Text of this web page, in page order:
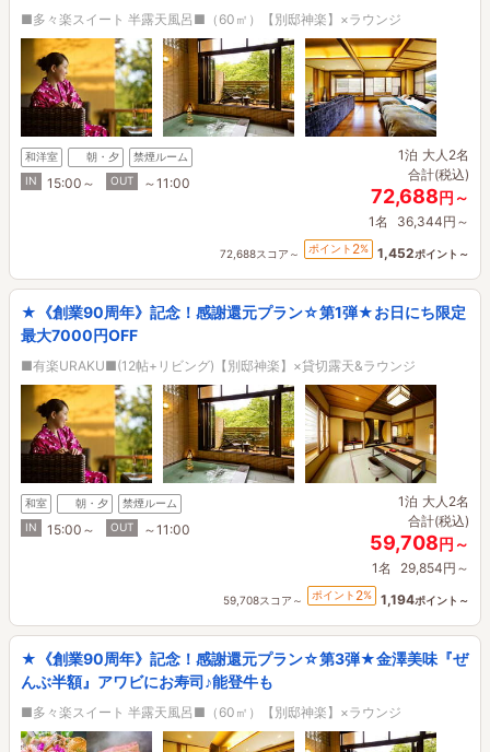
■多々楽スイート 半露天風呂■（60㎡）【別邸神楽】×ラウンジ
和洋室 朝・夕
禁煙ルーム
IN
15:00～ OUT ～11:00
1泊 大人2名
合計(税込)
72,688円～
1名 36,344円～
72,688スコア～ ポイント 2% 1,452ポイント～
★《創業90周年》記念！感謝還元プラン☆第1弾★お日にち限定
最大7000円OFF
■有楽URAKU■(12帖+リビング)【別邸神楽】×貸切露天&ラウンジ
和室 朝・夕
禁煙ルーム
IN
15:00～ OUT ～11:00
1泊 大人2名
合計(税込)
59,708円～
1名 29,854円～
59,708スコア～ ポイント 2% 1,194ポイント～
★《創業90周年》記念！感謝還元プラン☆第3弾★金澤美味『ぜ
んぶ半額』アワビにお寿司♪能登牛も
■多々楽スイート 半露天風呂■（60㎡）【別邸神楽】×ラウンジ